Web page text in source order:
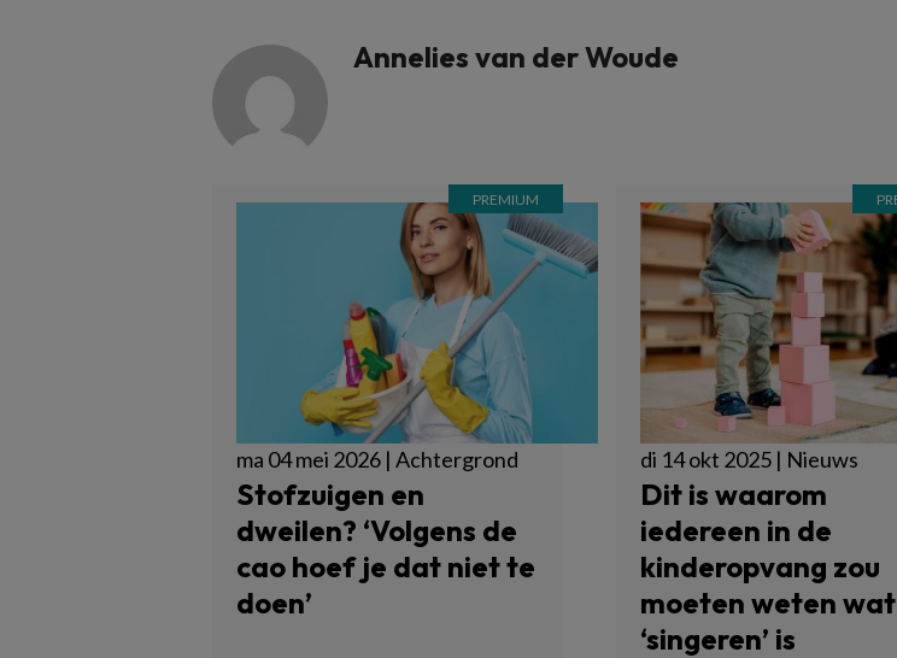
Annelies van der Woude
ma 04 mei 2026 | Achtergrond
Stofzuigen en
dweilen? ‘Volgens de
cao hoef je dat niet te
doen’
di 14 okt 2025 | Nieuws
Dit is waarom
iedereen in de
kinderopvang zou
moeten weten wat
‘singeren’ is